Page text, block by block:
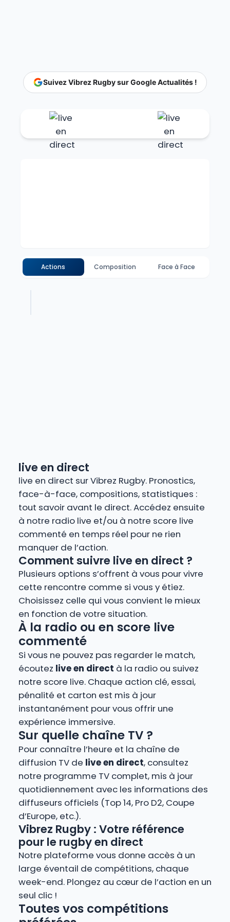
Suivez Vibrez Rugby sur Google Actualités !
Actions Composition Face à Face
live en direct
live en direct sur Vibrez Rugby. Pronostics,
face-à-face, compositions, statistiques :
tout savoir avant le direct. Accédez ensuite
à notre radio live et/ou à notre score live
commenté en temps réel pour ne rien
manquer de l’action.
Comment suivre live en direct ?
Plusieurs options s’offrent à vous pour vivre
cette rencontre comme si vous y étiez.
Choisissez celle qui vous convient le mieux
en fonction de votre situation.
À la radio ou en score live
commenté
Si vous ne pouvez pas regarder le match,
écoutez live en direct à la radio ou suivez
notre score live. Chaque action clé, essai,
pénalité et carton est mis à jour
instantanément pour vous offrir une
expérience immersive.
Sur quelle chaîne TV ?
Pour connaître l’heure et la chaîne de
diffusion TV de live en direct, consultez
notre programme TV complet, mis à jour
quotidiennement avec les informations des
diffuseurs officiels (Top 14, Pro D2, Coupe
d’Europe, etc.).
Vibrez Rugby : Votre référence
pour le rugby en direct
Notre plateforme vous donne accès à un
large éventail de compétitions, chaque
week-end. Plongez au cœur de l’action en un
seul clic !
Toutes vos compétitions